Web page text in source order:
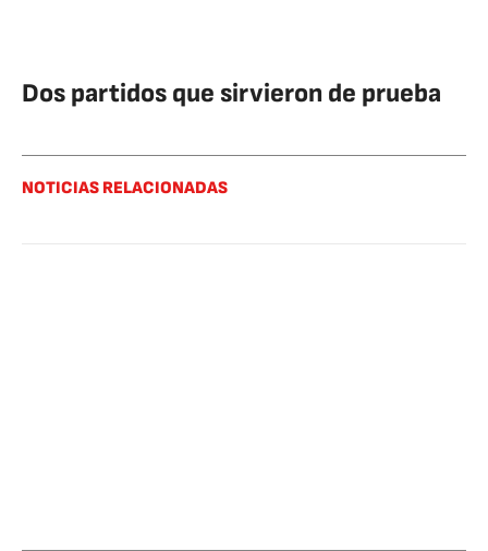
Dos partidos que sirvieron de prueba
NOTICIAS RELACIONADAS